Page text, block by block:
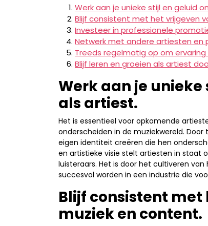
Werk aan je unieke stijl en geluid
Blijf consistent met het vrijgeven
Investeer in professionele
Netwerk met andere artiesten en
Treeds regelmatig op om
Blijf leren en groeien als artiest
Werk aan je
als artiest.
Het is essentieel voor opkomende
onderscheiden in de muziekwereld.
eigen identiteit creëren die hen
en artistieke visie stelt artiesten in staat
luisteraars. Het is door het cultiveren
succesvol worden in een industrie die
Blijf consistent
muziek en content.